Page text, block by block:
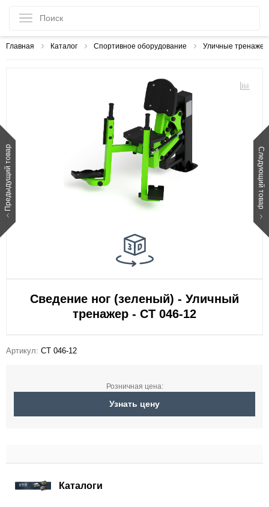
Главная Каталог Спортивное оборудование Уличные
Предыдущий товар Следующий товар
Сведение ног (зеленый) - Уличный
тренажер - СТ 046-12
Артикул: СТ 046-12
Розничная цена:
Узнать цену
Каталоги